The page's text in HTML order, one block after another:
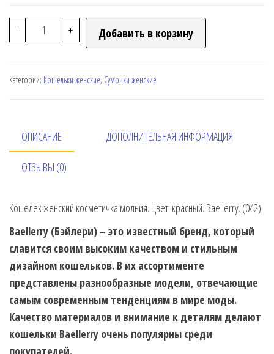
- + Добавить в корзину
Категории: Кошельки женские, Сумочки женские
ОПИСАНИЕ ДОПОЛНИТЕЛЬНАЯ ИНФОРМАЦИЯ
ОТЗЫВЫ (0)
Кошелек женский косметичка молния. Цвет: красный. Baellerry. (042)
Baellerry (Бэйлери) – это известный бренд, который
славится своим высоким качеством и стильным
дизайном кошельков. В их ассортименте
представлены разнообразные модели, отвечающие
самым современным тенденциям в мире моды.
Качество материалов и внимание к деталям делают
кошельки Baellerry очень популярны среди
покупателей.